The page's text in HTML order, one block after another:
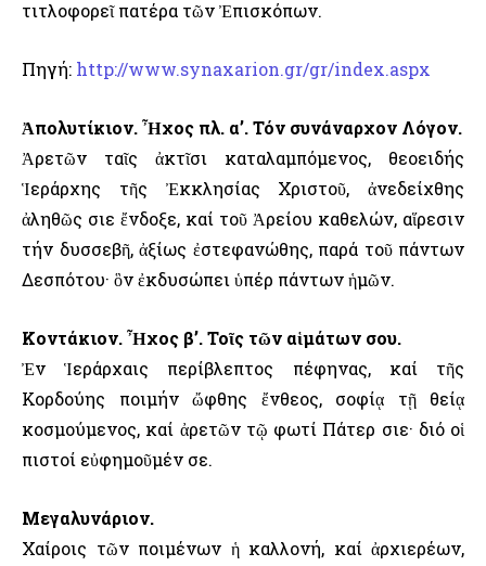
τιτλοφορεῖ πατέρα τῶν Ἐπισκόπων.
Πηγή: http://www.synaxarion.gr/gr/index.aspx
Ἀπολυτίκιον. Ἦχος πλ. α’. Τόν συνάναρχον Λόγον.
Ἀρετῶν ταῖς ἀκτῖσι καταλαμπόμενος, θεοειδής
Ἱεράρχης τῆς Ἐκκλησίας Χριστοῦ, ἀνεδείχθης
ἀληθῶς Ὅσιε ἔνδοξε, καί τοῦ Ἀρείου καθελών, αἵρεσιν
τήν δυσσεβῆ, ἀξίως ἐστεφανώθης, παρά τοῦ πάντων
Δεσπότου· ὃν ἐκδυσώπει ὑπέρ πάντων ἡμῶν.
Κοντάκιον. Ἦχος β’. Τοῖς τῶν αἱμάτων σου.
Ἐν Ἱεράρχαις περίβλεπτος πέφηνας, καί τῆς
Κορδούης ποιμήν ὤφθης ἔνθεος, σοφίᾳ τῇ θείᾳ
κοσμούμενος, καί ἀρετῶν τῷ φωτί Πάτερ Ὅσιε· διό οἱ
πιστοί εὐφημοῦμέν σε.
Μεγαλυνάριον.
Χαίροις τῶν ποιμένων ἡ καλλονή, καί ἀρχιερέων,